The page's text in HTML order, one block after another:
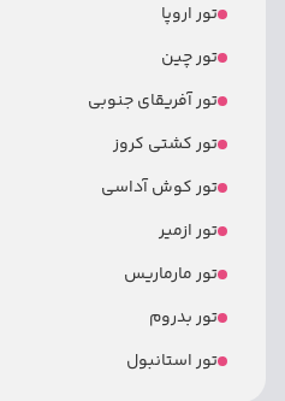
تور اروپا
تور چین
تور آفریقای جنوبی
تور کشتی کروز
تور کوش آداسی
تور ازمیر
تور مارماریس
تور بدروم
تور استانبول